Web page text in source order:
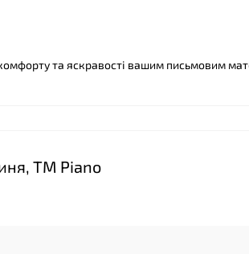
та яскравості вашим письмовим
ТМ Piano